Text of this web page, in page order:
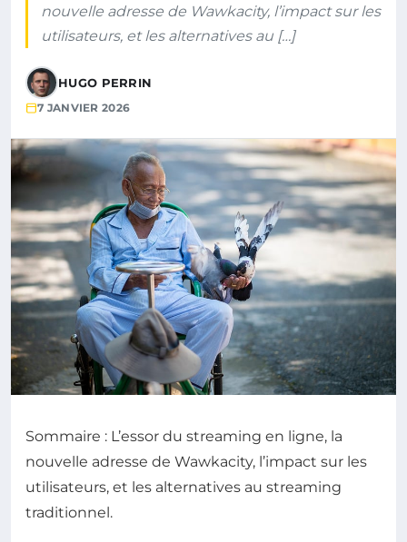
nouvelle adresse de Wawkacity, l’impact sur les
utilisateurs, et les alternatives au […]
HUGO PERRIN
7 JANVIER 2026
Sommaire : L’essor du streaming en ligne, la
nouvelle adresse de Wawkacity, l’impact sur les
utilisateurs, et les alternatives au streaming
traditionnel.